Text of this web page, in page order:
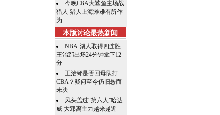
今晚CBA大鲨鱼主场战
猎人 猎人上海滩难有所作
为
本版讨论最热新闻
NBA-湖人取得四连胜
王治郅出场24分钟拿下12
分
王治郅是否回母队打
CBA？疑问至今仍旧悬而
未决
风头盖过“第六人”哈达
威 大郅离主力越来越近